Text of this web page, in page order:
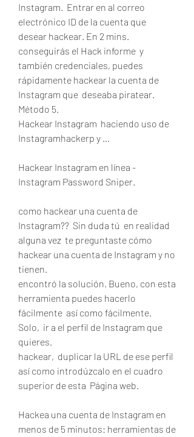
Instagram.  Entrar en al correo
electrónico ID de la cuenta que
desear hackear. En 2 mins.
conseguirás el Hack informe  y
también credenciales, puedes
rápidamente hackear la cuenta de
Instagram que  deseaba piratear.
Método 5.
Hackear Instagram  haciendo uso de
Instagramhackerp y ...
Hackear Instagram en línea -
Instagram Password Sniper.
como hackear una cuenta de
Instagram??  Sin duda tú  en realidad
alguna vez  te preguntaste cómo
hackear una cuenta de Instagram y no
tienen.
encontró la solución. Bueno, con esta
herramienta puedes hacerlo
fácilmente  así como fácilmente.
Solo,  ir a el perfil de Instagram que
quieres.
hackear,  duplicar la URL de ese perfil
así como introdúzcalo en el cuadro
superior de esta  Página web.
Hackea una cuenta de Instagram en
menos de 5 minutos: herramientas de